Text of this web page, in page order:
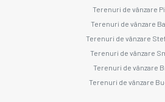
Terenuri de vânzare
Terenuri de vânzare
Terenuri de vânzare
Terenuri de vânzare
Terenuri de vânzare
Terenuri de vânzare